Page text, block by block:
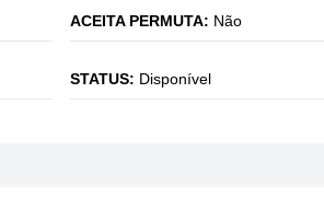
ACEITA PERMUTA: Não
STATUS: Disponível